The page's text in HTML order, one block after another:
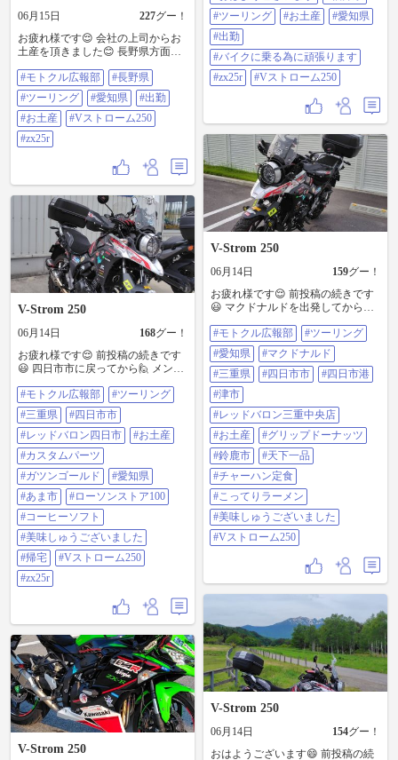
06月15日 227グー！
お疲れ様です😌 会社の上司からお
土産を頂きました😊 長野県方面に
います🙇 私も、先月行きましたが
場所が違いますね😅 長野県県も広
いですよね😃 自宅で頂こうと思い
ます😁 ＃モトクル広報部 ＃長野県
＃ツーリング ＃愛知県 ＃出勤 ＃お
土産 ＃Vストローム250 ＃zx25r
#モトクル広報部
#長野県
#ツーリング
#愛知県
#出勤
#お土産
#Vストローム250
#zx25r
はようございます ＃福井県 ＃ツー
リング ＃お土産 ＃愛知県 ＃出勤
＃バイクに乗る為に頑張ります ＃
zx25r ＃Vストローム250
#ツーリング
#お土産
#愛知県
#出勤
#バイクに乗る為に頑張ります
#zx25r
#Vストローム250
V-Strom 250
06月14日 168グー！
お疲れ様です😌 前投稿の続きです
😃 四日市市に戻ってから🙋 メンテ
ク屋さんに行って😆 ココでも、長
野県方面に走りに行った時のお土
産を渡して😁 ニンジャくんのカス
タムパーツを渡して😅 ガツンゴー
ルドを飲んでから出発して👍😉 地
元まで戻ってから🙋 ローソンスト
ア100、自宅の順番で帰って来まし
た😊 雲☁多めでしたが楽しかった
です🎵😁 ＃モトクル広報部 ＃ツー
リング ＃三重県 ＃四日市市 ＃レッ
ドバロン四日市 ＃お土産 ＃カスタ
ムパーツ ＃ガツンゴールド ＃愛知
県 ＃あま市 ＃ローソンストア100
＃コーヒーソフト ＃美味しゅうご
ざいました ＃帰宅 ＃Vストローム
#モトクル広報部
#ツーリング
#三重県
#四日市市
#レッドバロン四日市
#お土産
#カスタムパーツ
#ガツンゴールド
#愛知県
#あま市
#ローソンストア100
#コーヒーソフト
#美味しゅうございました
#帰宅
#Vストローム250
#zx25r
V-Strom 250
06月14日 159グー！
お疲れ様です😌 前投稿の続きです
😃 マクドナルドを出発してからは
寄らず😅 三重県の四日市市に入っ
てから🙋 四日市港⚓️に行きました
😊 次に、津市に入ってから目的地
のバイク屋さんに行きました👍😉
先月、長野県方面に走りに行った
時のお土産を渡して😄 お返しに
色々と頂き😁 頼んでいたグリップ
ドーナッツが届いていたので😊 取
り付けて頂きました🙇 鈴鹿市に戻
ってから😆 久しぶりに天下一品に
行きました👍😉 ＃モトクル広報部
＃ツーリング ＃愛知県 ＃マクドナ
ルド ＃三重県 ＃四日市市 ＃四日市
港 ＃津市 ＃レッドバロン三重中央
店 ＃お土産 ＃グリップドーナッツ
＃鈴鹿市 ＃天下一品 ＃チャーハン
定食 ＃こってりラーメン ＃美味し
ゅうございました ＃Vストローム
#モトクル広報部
#ツーリング
#愛知県
#マクドナルド
#三重県
#四日市市
#四日市港
#津市
#レッドバロン三重中央店
#お土産
#グリップドーナッツ
#鈴鹿市
#天下一品
#チャーハン定食
#こってりラーメン
#美味しゅうございました
#Vストローム250
V-Strom 250
V-Strom 250
06月14日 154グー！
おはようございます😄 前投稿の続